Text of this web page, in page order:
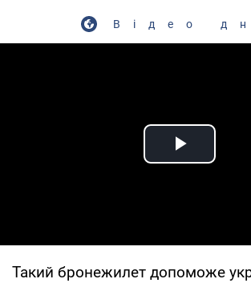
Відео
Play
Такий бронежилет допоможе